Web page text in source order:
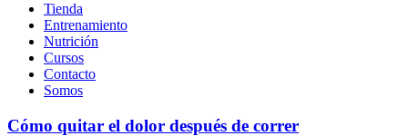
Tienda
Entrenamiento
Nutrición
Cursos
Contacto
Somos
Cómo quitar el dolor después de correr